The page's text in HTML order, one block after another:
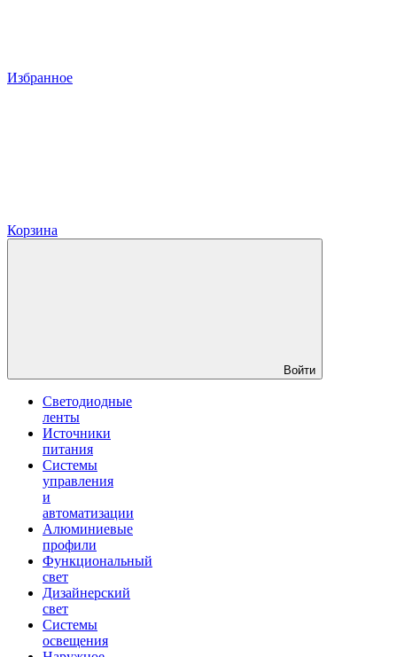
Избранное
Корзина
Войти
Светодиодные
ленты
Источники
питания
Системы
управления
и
автоматизации
Алюминиевые
профили
Функциональный
свет
Дизайнерский
свет
Системы
освещения